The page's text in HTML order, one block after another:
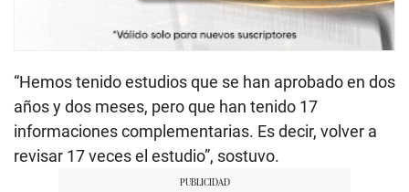
“Hemos tenido estudios que se han aprobado en dos
años y dos meses, pero que han tenido 17
informaciones complementarias. Es decir, volver a
revisar 17 veces el estudio”, sostuvo.